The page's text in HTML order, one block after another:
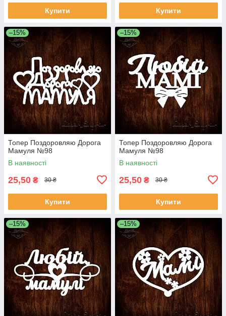
Купити Купити
–15%
Топер Поздоровляю Дорога
Мамуля №98
В наявності
25,50 ₴ 30 ₴
Купити
–15%
Топер Поздоровляю Дорога
Мамуля №98
В наявності
25,50 ₴ 30 ₴
Купити
–15% –15%